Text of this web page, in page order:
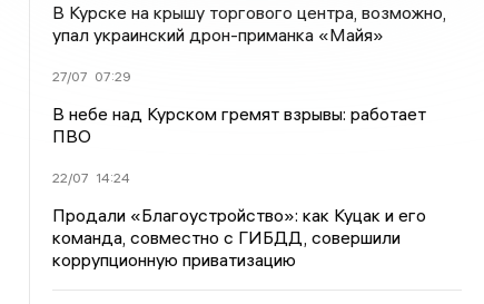
В Курске на крышу торгового центра, возможно,
упал украинский дрон-приманка «Майя»
27/07 07:29
В небе над Курском гремят взрывы: работает
ПВО
22/07 14:24
Продали «Благоустройство»: как Куцак и его
команда, совместно с ГИБДД, совершили
коррупционную приватизацию